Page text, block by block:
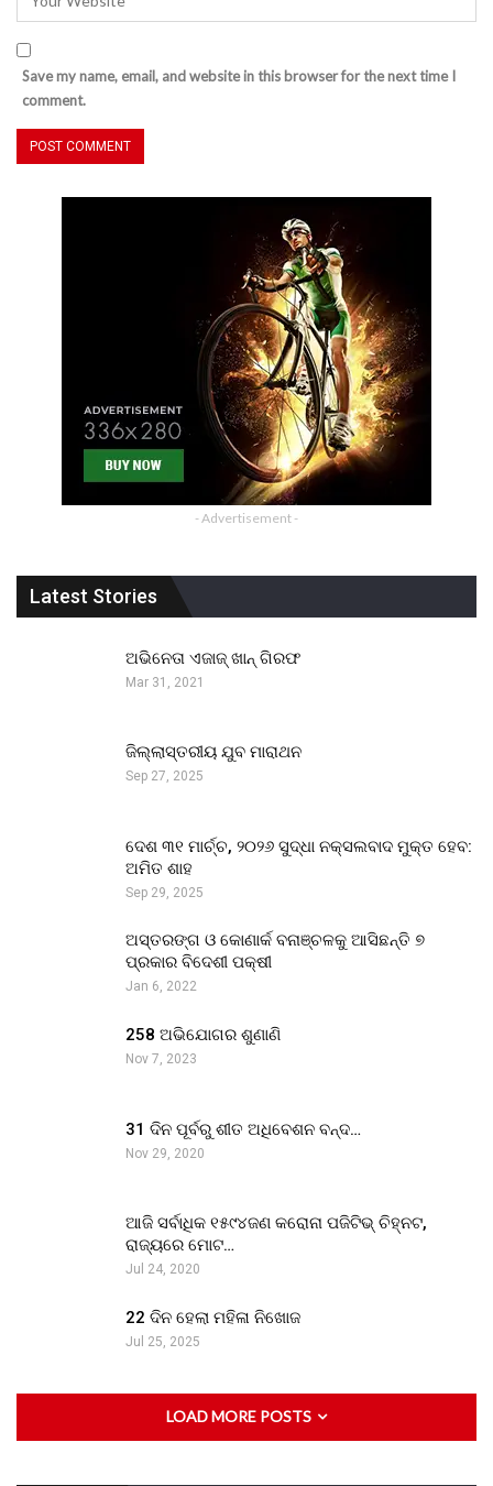
Save my name, email, and website in this browser for the next time I
comment.
- Advertisement -
Latest Stories
ଅଭିନେତା ଏଜାଜ୍ ଖାନ୍ ଗିରଫ
Mar 31, 2021
ଜିଲ୍ଲାସ୍ତରୀୟ ଯୁବ ମାରାଥନ
Sep 27, 2025
ଦେଶ ୩୧ ମାର୍ଚ୍ଚ, ୨୦୨୬ ସୁଦ୍ଧା ନକ୍ସଲବାଦ ମୁକ୍ତ ହେବ:
ଅମିତ ଶାହ
Sep 29, 2025
ଅସ୍ତରଙ୍ଗ ଓ କୋଣାର୍କ ବନାଞ୍ଚଳକୁ ଆସିଛନ୍ତି ୭
ପ୍ରକାର ବିଦେଶୀ ପକ୍ଷୀ
Jan 6, 2022
258 ଅଭିଯୋଗର ଶୁଣାଣି
Nov 7, 2023
31 ଦିନ ପୂର୍ବରୁ ଶୀତ ଅଧିବେଶନ ବନ୍ଦ…
Nov 29, 2020
ଆଜି ସର୍ବାଧିକ ୧୫୯୪ଜଣ କରୋନା ପଜିଟିଭ୍ ଚିହ୍ନଟ,
ରାଜ୍ୟରେ ମୋଟ…
Jul 24, 2020
22 ଦିନ ହେଲା ମହିଳା ନିଖୋଜ
Jul 25, 2025
LOAD MORE POSTS